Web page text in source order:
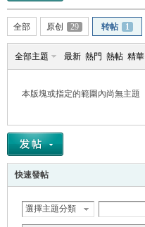
全部 原创 29 转帖 1
全部主題 最新 熱門 熱帖 精華
本版塊或指定的範圍內尚無主題
快速發帖
選擇主題分類